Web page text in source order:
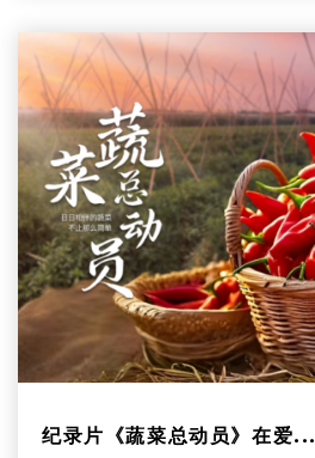
纪录片《蔬菜总动员》在爱...